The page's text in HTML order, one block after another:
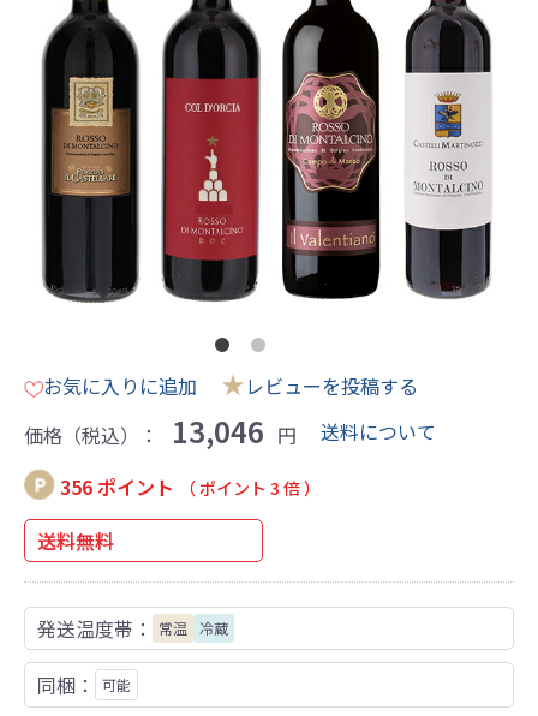
お気に入りに追加 ★レビューを投稿する
価格（税込）：
13,046 円
送料について
356 ポイント
（ ポイント 3 倍 ）
送料無料
発送温度帯： 常温 冷蔵
同梱： 可能